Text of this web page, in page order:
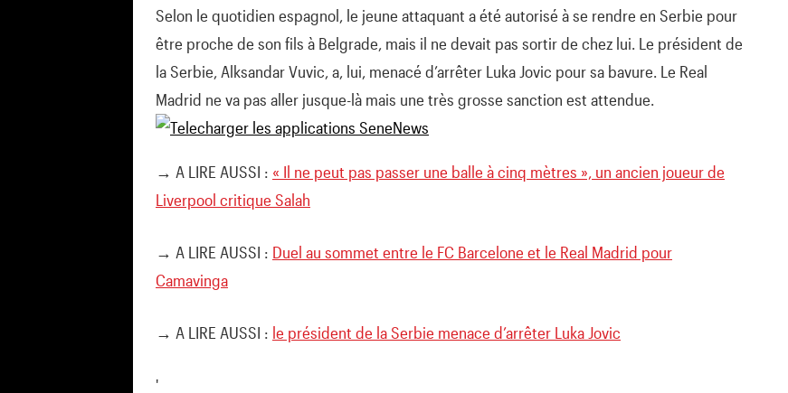
Selon le quotidien espagnol, le jeune attaquant a été autorisé à se rendre en Serbie pour
être proche de son fils à Belgrade, mais il ne devait pas sortir de chez lui. Le président de
la Serbie, Alksandar Vuvic, a, lui, menacé d’arrêter Luka Jovic pour sa bavure. Le Real
Madrid ne va pas aller jusque-là mais une très grosse sanction est attendue.
→ A LIRE AUSSI : « Il ne peut pas passer une balle à cinq mètres », un ancien joueur de
Liverpool critique Salah
→ A LIRE AUSSI : Duel au sommet entre le FC Barcelone et le Real Madrid pour
Camavinga
→ A LIRE AUSSI : le président de la Serbie menace d’arrêter Luka Jovic
'